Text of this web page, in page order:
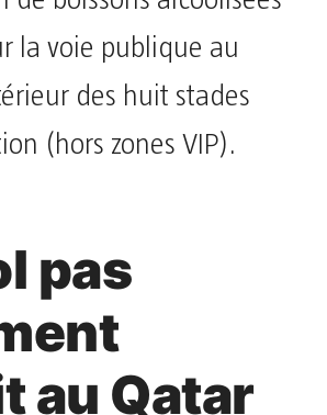
la voie publique au
des huit stades
(hors zones VIP).
pas
au Qatar